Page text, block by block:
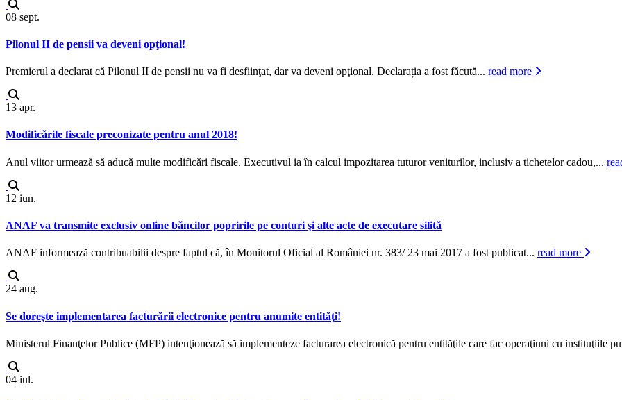
08 sept.
Pilonul II de pensii va deveni opţional!
Premierul a declarat că Pilonul II de pensii nu va fi desfiinţat, dar va deveni opţional. Declarația a fost făcută... read more
13 apr.
Modificările fiscale preconizate pentru anul 2018!
Anul viitor urmează să aducă multe modificări fiscale. Executivul ia în calcul impozitarea tuturor veniturilor, inclusiv a tichetelor cadou,...
12 iun.
ANAF va transmite exclusiv online băncilor popririle pe conturi şi alte acte de executare silită
ANAF informează contribuabilii despre faptul că, în Monitorul Oficial al României nr. 383/ 23 mai 2017 a fost publicat... read more
24 aug.
Se doreşte implementarea facturării electronice pentru anumite entităţi!
Ministerul Finanţelor Publice (MFP) intenţionează să implementeze facturarea electronică pentru entităţile care fac operaţiuni cu instituţiile
04 iul.